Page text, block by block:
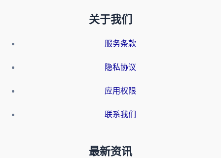
关于我们
服务条款
隐私协议
应用权限
联系我们
最新资讯